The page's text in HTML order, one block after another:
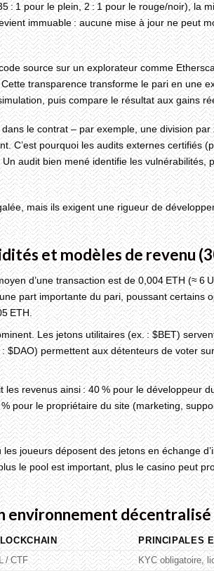
: 1 pour le plein, 2 : 1 pour le rouge/noir), la
immuable : aucune mise à jour ne peut
source sur un explorateur comme
transparence transforme le pari en une
puis compare le résultat aux gains
le contrat – par exemple, une division
C’est pourquoi les audits externes certifiés
audit bien mené identifie les vulnérabilités,
mais ils exigent une rigueur de
et modèles de revenu
d’une transaction est de 0,004 ETH (≈ 6
part importante du pari, poussant certains
ETH.
Les jetons utilitaires (ex. : $BET)
$DAO) permettent aux détenteurs de voter
revenus ainsi : 40 % pour le développeur
pour le propriétaire du site (marketing,
joueurs déposent des jetons en échange
le pool est important, plus le casino peut
environnement décentralisé
PRINCIPALES
/ CTF KYC obligatoire,